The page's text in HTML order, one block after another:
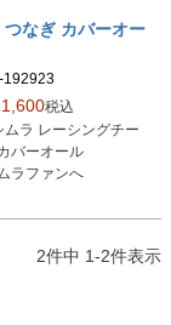
つなぎ カバーオー
192923
税込
ラ レーシングチー
バーオール
ラファンへ
2件中 1-2件表示